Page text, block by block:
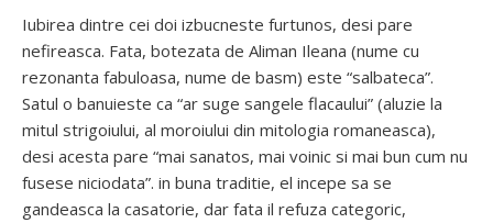
Iubirea dintre cei doi izbucneste furtunos, desi pare
nefireasca. Fata, botezata de Aliman Ileana (nume cu
rezonanta fabuloasa, nume de basm) este “salbateca”.
Satul o banuieste ca “ar suge sangele flacaului” (aluzie la
mitul strigoiului, al moroiului din mitologia romaneasca),
desi acesta pare “mai sanatos, mai voinic si mai bun cum nu
fusese niciodata”. in buna traditie, el incepe sa se
gandeasca la casatorie, dar fata il refuza categoric,